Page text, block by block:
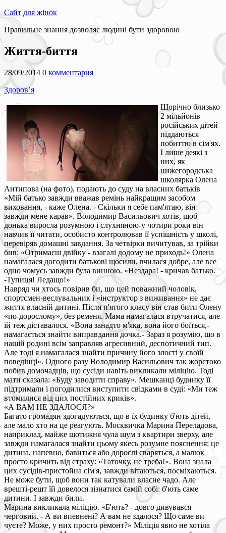
Сайт для жінок
Правильне знання дозволяє людині бути здоровою
Життя-биття
28/09/2014 0 комментария
Здоров’я
Щорічно близько
2 мільйонів
російських дітей
піддаються
побиттю в сім'ях.
І лише деякі з
них, як
нижегородська
школярка Олена
Антипова (на фото), подають до суду на власних батьків
«Мій батько завжди вважав ремінь найкращим засобом
виховання, - каже Олена. - Скільки я себе пам'ятаю, він
завжди мене карав». Володимир Васильович хотів, щоб
донька виросла розумною і слухняною-у чотири роки він
навчив її читати, особисто контролював її успішність у школі,
перевіряв домашні завдання. За четвірки вичитував, за трійки
бив: «Отримаєш двійку - взагалі додому не приходь!» Олена
намагалася догодити батькові щосили, вчилася добре, але все
одно чомусь завжди була винною. «Нездара! - кричав батько.
-Тупиця! Ледащо!»
Навряд чи хтось повірив би, що цей поважний чоловік,
спортсмен-веслувальник і «інструктор з виживання» не дає
життя власній дитині. Після п'ятого класу він став бити Олену
«по-дорослому», без ременя. Мама намагалася втручатися, але
їй теж діставалося. «Вона занадто м'яка, вона його боїться,-
намагається знайти виправдання дочка.- Зараз я розумію, що в
нашій родині всім заправляв агресивний, деспотичний тип.
Але тоді я намагалася знайти причину його злості у своїй
поведінці». Одного разу Володимир Васильович так жорстоко
побив домочадців, що сусіди навіть викликали міліцію. Тоді
мати сказала: «Буду заводити справу». Мешканці будинку її
підтримали і погодилися виступити свідками в суді: «Ми теж
втомилися від цих постійних криків».
«А ВАМ НЕ ЗДАЛОСЯ?»
Багато громадян здогадуються, що в їх будинку б'ють дітей,
але мало хто на це реагують. Москвичка Марина Переладова,
наприклад, майже щотижня чула шум з квартири зверху, але
завжди намагалася знайти цьому якесь розумне пояснення: це
дитина, напевно, бавиться або дорослі сваряться, а малюк
просто кричить від страху: «Таточку, не треба!». Вона знала
цих сусідів-пристойна сім'я, завжди вітаються, посміхаються.
Не може бути, щоб вони так катували власне чадо. Але
врешті-решт їй довелося зізнатися самій собі: б'ють саме
дитини. І завжди били.
Марина викликала міліцію. «Б'ють? - довго дивувався
черговий. - А ви впевнені? А вам не здалося? Що саме ви
чуєте? Може, у них просто ремонт?» Міліція явно не хотіла